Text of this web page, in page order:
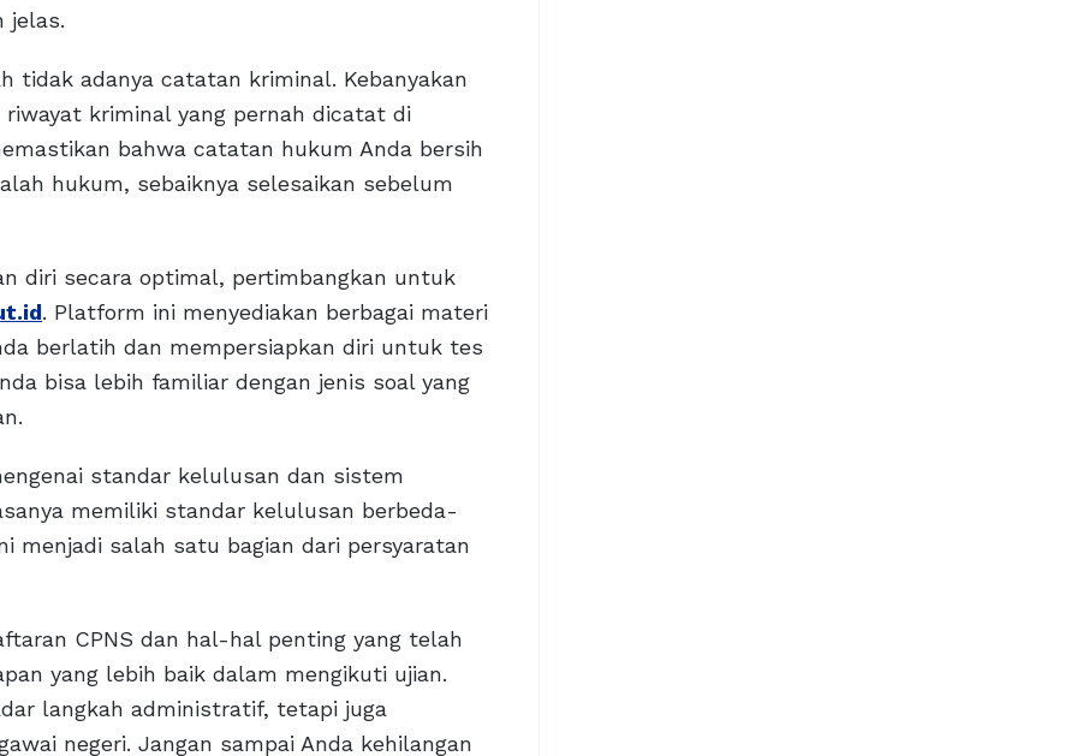
jelas.
tidak adanya catatan kriminal. Kebanyakan
kriminal yang pernah dicatat di
bahwa catatan hukum Anda bersih
hukum, sebaiknya selesaikan sebelum
diri secara optimal, pertimbangkan untuk
. Platform ini menyediakan berbagai materi
berlatih dan mempersiapkan diri untuk tes
bisa lebih familiar dengan jenis soal yang
standar kelulusan dan sistem
memiliki standar kelulusan berbeda-
menjadi salah satu bagian dari persyaratan
CPNS dan hal-hal penting yang telah
yang lebih baik dalam mengikuti ujian.
langkah administratif, tetapi juga
negeri. Jangan sampai Anda kehilangan